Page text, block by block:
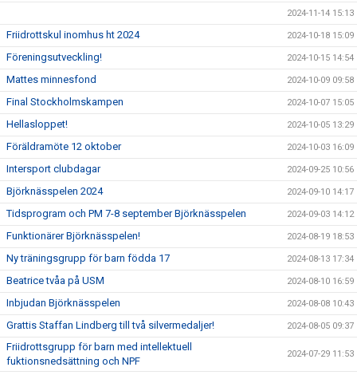
2024-11-14 15:13
Friidrottskul inomhus ht 2024 2024-10-18 15:09
Föreningsutveckling! 2024-10-15 14:54
Mattes minnesfond 2024-10-09 09:58
Final Stockholmskampen 2024-10-07 15:05
Hellasloppet! 2024-10-05 13:29
Föräldramöte 12 oktober 2024-10-03 16:09
Intersport clubdagar 2024-09-25 10:56
Björknässpelen 2024 2024-09-10 14:17
Tidsprogram och PM 7-8 september Björknässpelen 2024-09-03 14:12
Funktionärer Björknässpelen! 2024-08-19 18:53
Ny träningsgrupp för barn födda 17 2024-08-13 17:34
Beatrice tvåa på USM 2024-08-10 16:59
Inbjudan Björknässpelen 2024-08-08 10:43
Grattis Staffan Lindberg till två silvermedaljer! 2024-08-05 09:37
Friidrottsgrupp för barn med intellektuell
fuktionsnedsättning och NPF
2024-07-29 11:53